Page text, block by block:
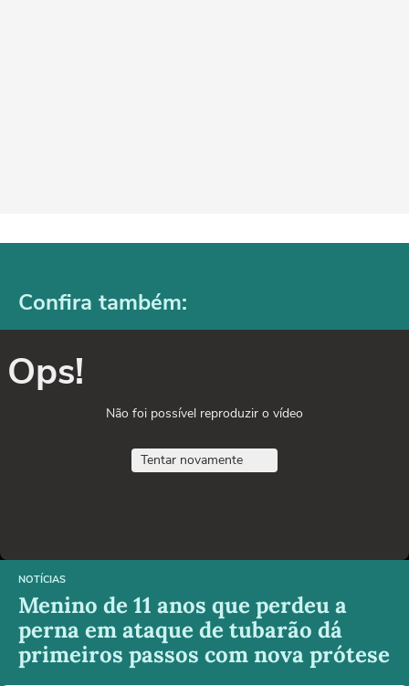
Confira também:
Ops!
Não foi possível reproduzir o vídeo
Tentar novamente
NOTÍCIAS
Menino de 11 anos que perdeu a
perna em ataque de tubarão dá
primeiros passos com nova prótese